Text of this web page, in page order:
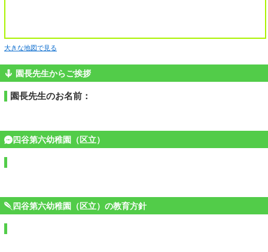
大きな地図で見る
園長先生からご挨拶
園長先生のお名前：
四谷第六幼稚園（区立）
四谷第六幼稚園（区立）の教育方針